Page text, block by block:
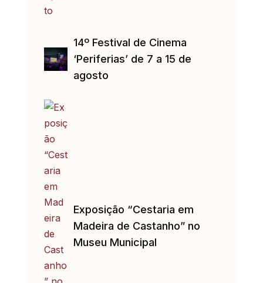
14º Festival de Cinema
‘Periferias’ de 7 a 15 de
agosto
Exposição “Cestaria em
Madeira de Castanho” no
Museu Municipal